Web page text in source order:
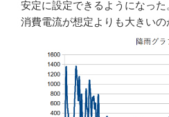
安定に設定できるようになっ
消費電流が想定よりも大きいの